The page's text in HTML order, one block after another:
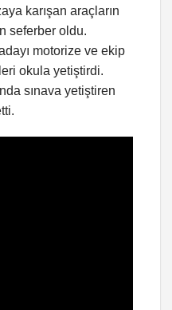
karışan araçların
seferber oldu.
motorize ve ekip
okula yetiştirdi.
sınava yetiştiren